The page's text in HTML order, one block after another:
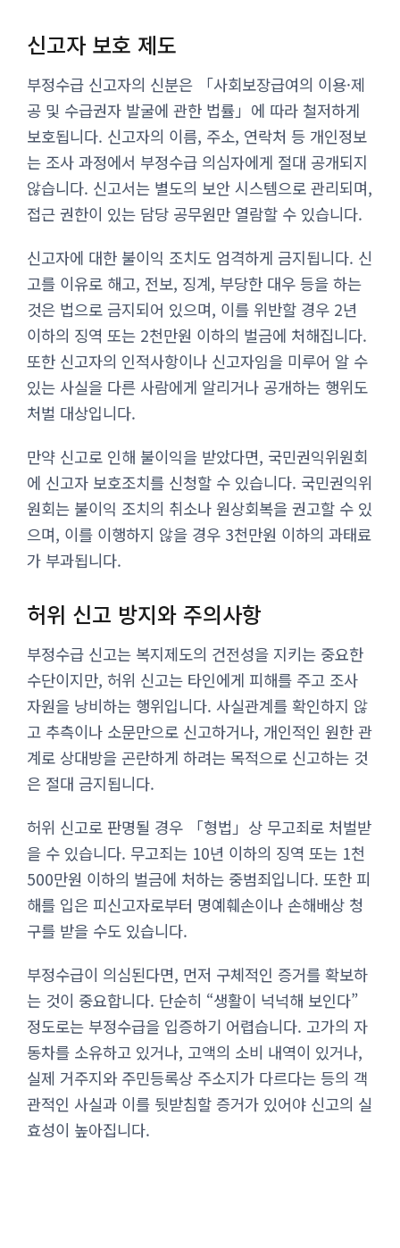
신고자 보호 제도
부정수급 신고자의 신분은 「사회보장급여의 이용·제
공 및 수급권자 발굴에 관한 법률」에 따라 철저하게
보호됩니다. 신고자의 이름, 주소, 연락처 등 개인정보
는 조사 과정에서 부정수급 의심자에게 절대 공개되지
않습니다. 신고서는 별도의 보안 시스템으로 관리되며,
접근 권한이 있는 담당 공무원만 열람할 수 있습니다.
신고자에 대한 불이익 조치도 엄격하게 금지됩니다. 신
고를 이유로 해고, 전보, 징계, 부당한 대우 등을 하는
것은 법으로 금지되어 있으며, 이를 위반할 경우 2년
이하의 징역 또는 2천만원 이하의 벌금에 처해집니다.
또한 신고자의 인적사항이나 신고자임을 미루어 알 수
있는 사실을 다른 사람에게 알리거나 공개하는 행위도
처벌 대상입니다.
만약 신고로 인해 불이익을 받았다면, 국민권익위원회
에 신고자 보호조치를 신청할 수 있습니다. 국민권익위
원회는 불이익 조치의 취소나 원상회복을 권고할 수 있
으며, 이를 이행하지 않을 경우 3천만원 이하의 과태료
가 부과됩니다.
허위 신고 방지와 주의사항
부정수급 신고는 복지제도의 건전성을 지키는 중요한
수단이지만, 허위 신고는 타인에게 피해를 주고 조사
자원을 낭비하는 행위입니다. 사실관계를 확인하지 않
고 추측이나 소문만으로 신고하거나, 개인적인 원한 관
계로 상대방을 곤란하게 하려는 목적으로 신고하는 것
은 절대 금지됩니다.
허위 신고로 판명될 경우 「형법」상 무고죄로 처벌받
을 수 있습니다. 무고죄는 10년 이하의 징역 또는 1천
500만원 이하의 벌금에 처하는 중범죄입니다. 또한 피
해를 입은 피신고자로부터 명예훼손이나 손해배상 청
구를 받을 수도 있습니다.
부정수급이 의심된다면, 먼저 구체적인 증거를 확보하
는 것이 중요합니다. 단순히 “생활이 넉넉해 보인다”
정도로는 부정수급을 입증하기 어렵습니다. 고가의 자
동차를 소유하고 있거나, 고액의 소비 내역이 있거나,
실제 거주지와 주민등록상 주소지가 다르다는 등의 객
관적인 사실과 이를 뒷받침할 증거가 있어야 신고의 실
효성이 높아집니다.